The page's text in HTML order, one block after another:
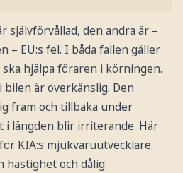
självförvållad, den andra är –
– EU:s fel. I båda fallen gäller
hjälpa föraren i körningen.
är överkänslig. Den
fram och tillbaka under
längden blir irriterande. Här
KIA:s mjukvaruutvecklare.
hastighet och dålig